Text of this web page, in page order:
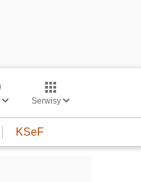
Serwisy
KSeF